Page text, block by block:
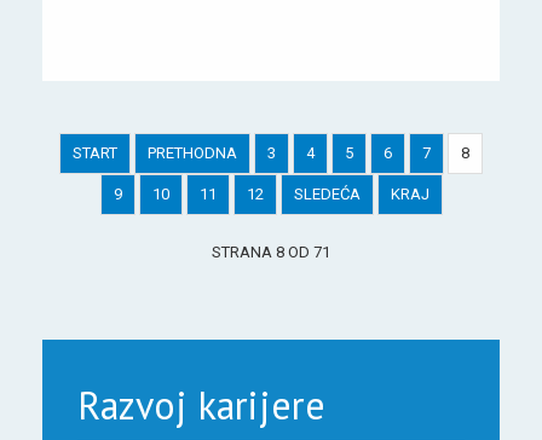
START PRETHODNA 3 4 5 6 7 8
9 10 11 12 SLEDEĆA KRAJ
STRANA 8 OD 71
Razvoj karijere